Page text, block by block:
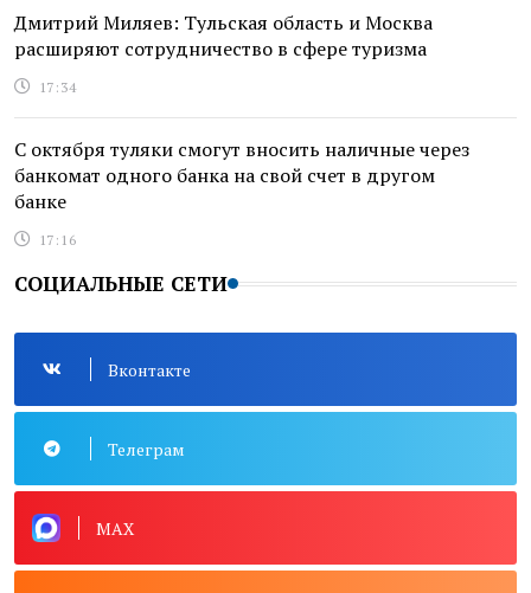
Дмитрий Миляев: Тульская область и Москва
расширяют сотрудничество в сфере туризма
17:34
С октября туляки смогут вносить наличные через
банкомат одного банка на свой счет в другом
банке
17:16
СОЦИАЛЬНЫЕ СЕТИ
Вконтакте
Телеграм
MAX